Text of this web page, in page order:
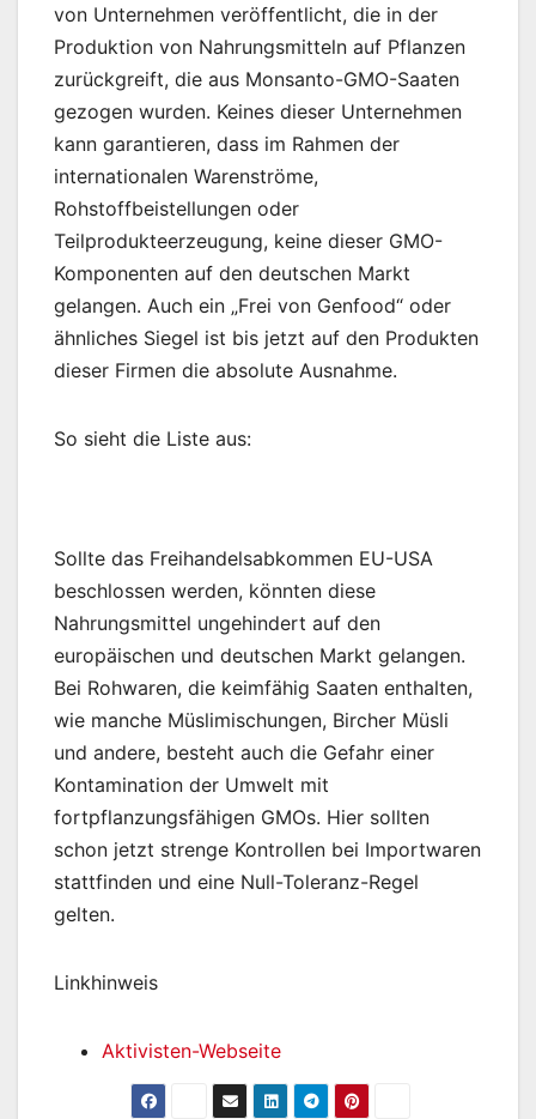
von Unternehmen veröffentlicht, die in der
Produktion von Nahrungsmitteln auf Pflanzen
zurückgreift, die aus Monsanto-GMO-Saaten
gezogen wurden. Keines dieser Unternehmen
kann garantieren, dass im Rahmen der
internationalen Warenströme,
Rohstoffbeistellungen oder
Teilprodukteerzeugung, keine dieser GMO-
Komponenten auf den deutschen Markt
gelangen. Auch ein „Frei von Genfood“ oder
ähnliches Siegel ist bis jetzt auf den Produkten
dieser Firmen die absolute Ausnahme.
So sieht die Liste aus:
Sollte das Freihandelsabkommen EU-USA
beschlossen werden, könnten diese
Nahrungsmittel ungehindert auf den
europäischen und deutschen Markt gelangen.
Bei Rohwaren, die keimfähig Saaten enthalten,
wie manche Müslimischungen, Bircher Müsli
und andere, besteht auch die Gefahr einer
Kontamination der Umwelt mit
fortpflanzungsfähigen GMOs. Hier sollten
schon jetzt strenge Kontrollen bei Importwaren
stattfinden und eine Null-Toleranz-Regel
gelten.
Linkhinweis
Aktivisten-Webseite